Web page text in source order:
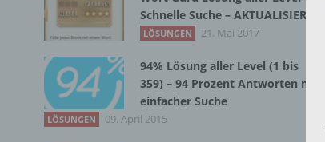
Schnelle Suche – AKTUALISIERT
LÖSUNGEN 21. Mai 2017
94% Lösung aller Level (1 bis
359) – 94 Prozent Antworten mit
einfacher Suche
LÖSUNGEN 09. April 2015